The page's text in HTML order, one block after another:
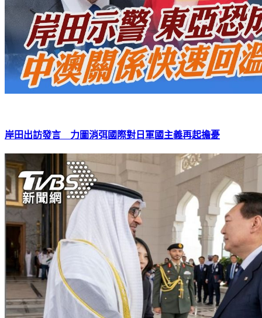
岸田出訪發言 力圖消弭國際對日軍國主義再起擔憂